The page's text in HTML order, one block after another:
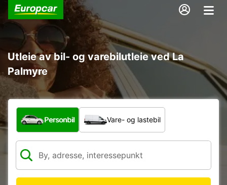
Utleie av bil- og varebilutleie ved La
Palmyre
Hvilken type bil?
Personbil Vare- og lastebil